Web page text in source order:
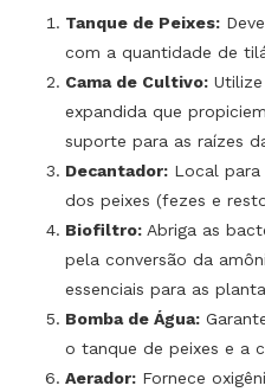
Tanque de Peixes:
com a quantidade de
Cama de Cultivo:
expandida que
suporte para as raízes
Decantador: Local para
dos peixes (fezes e
Biofiltro: Abriga as
pela conversão da
essenciais para as
Bomba de Água:
o tanque de peixes e a
Aerador: Fornece